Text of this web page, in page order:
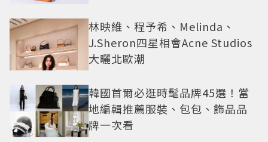
林映維、程予希、Melinda、
J.Sheron四星相會Acne Studios
大曬北歐潮
韓國首爾必逛時髦品牌45選！當
地編輯推薦服裝、包包、飾品品
牌一次看